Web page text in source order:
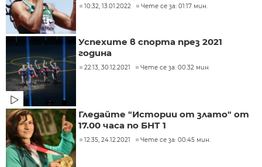
10:32, 13.01.2022 Чете се за: 01:17 мин.
Успехите в спорта през 2021
година
22:13, 30.12.2021 Чете се за: 00:32 мин.
Гледайте "Истории от злато" от
17.00 часа по БНТ 1
12:35, 24.12.2021 Чете се за: 00:45 мин.